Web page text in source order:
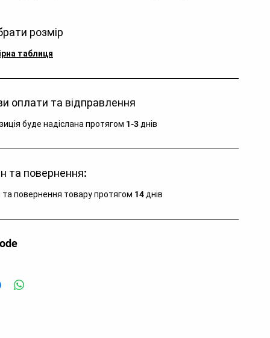
висушити перед збереженням: Необхідно
гострих об'єктів і тривалого впливу сонячних
силікону у відмінній якості на довгі роки
розмір
таблиця
оплати та відправлення
буде надіслана протягом 1-3 днів
та повернення:
та повернення товару протягом 14 днів